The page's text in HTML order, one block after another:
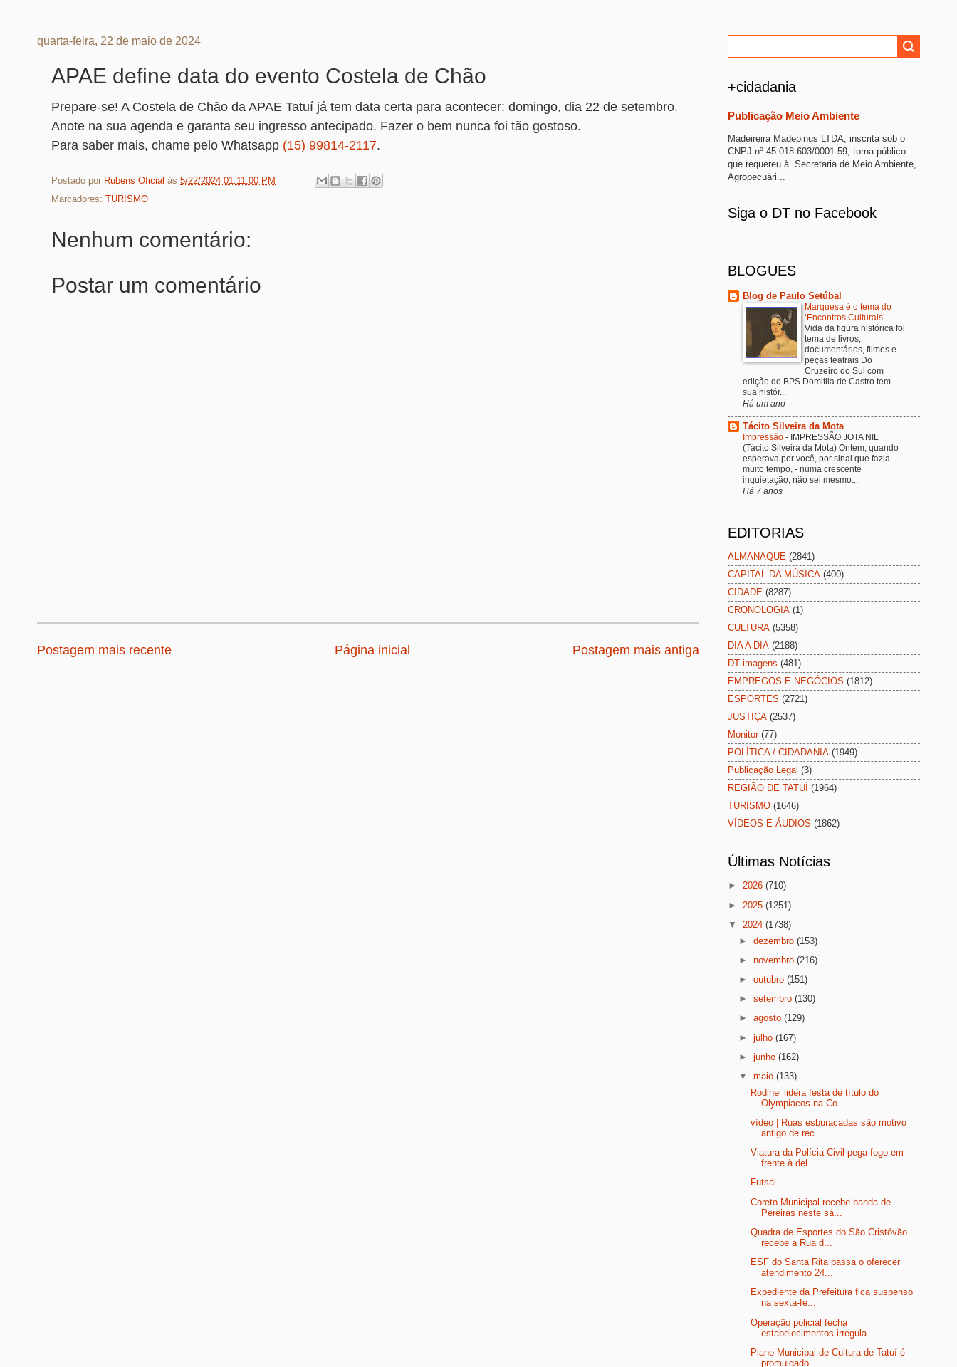
quarta-feira, 22 de maio de 2024
APAE define data do evento Costela de Chão
Prepare-se! A Costela de Chão da APAE Tatuí já tem data certa para acontecer: domingo, dia 22 de setembro.
Anote na sua agenda e garanta seu ingresso antecipado. Fazer o bem nunca foi tão gostoso.
Para saber mais, chame pelo Whatsapp (15) 99814-2117.
Postado por Rubens Oficial às 5/22/2024 01:11:00 PM
Marcadores: TURISMO
Nenhum comentário:
Postar um comentário
Postagem mais recente Postagem mais antiga
Página inicial
+cidadania
Publicação Meio Ambiente
Madeireira Madepinus LTDA, inscrita sob o
CNPJ nº 45.018.603/0001-59, torna público
que requereu à Secretaria de Meio Ambiente,
Agropecuári...
Siga o DT no Facebook
BLOGUES
Blog de Paulo Setúbal
Marquesa é o tema do
‘Encontros Culturais’ -
Vida da figura histórica foi
tema de livros,
documentários, filmes e
peças teatrais Do
Cruzeiro do Sul com
edição do BPS Domitila de Castro tem
sua histór...
Há um ano
Tácito Silveira da Mota
Impressão - IMPRESSÃO JOTA NIL
(Tácito Silveira da Mota) Ontem, quando
esperava por você, por sinal que fazia
muito tempo, - numa crescente
inquietação, não sei mesmo...
Há 7 anos
EDITORIAS
ALMANAQUE (2841)
CAPITAL DA MÚSICA (400)
CIDADE (8287)
CRONOLOGIA (1)
CULTURA (5358)
DIA A DIA (2188)
DT imagens (481)
EMPREGOS E NEGÓCIOS (1812)
ESPORTES (2721)
JUSTIÇA (2537)
Monitor (77)
POLÍTICA / CIDADANIA (1949)
Publicação Legal (3)
REGIÃO DE TATUÍ (1964)
TURISMO (1646)
VÍDEOS E ÁUDIOS (1862)
Últimas Notícias
► 2026 (710)
► 2025 (1251)
▼ 2024 (1738)
►dezembro(153)
►novembro(216)
►outubro(151)
►setembro(130)
►agosto(129)
►julho(167)
►junho(162)
▼maio(133)
Rodinei lidera festa de título do
Olympiacos na Co...
vídeo | Ruas esburacadas são motivo
antigo de rec...
Viatura da Polícia Civil pega fogo em
frente à del...
Futsal
Coreto Municipal recebe banda de
Pereiras neste sá...
Quadra de Esportes do São Cristóvão
recebe a Rua d...
ESF do Santa Rita passa o oferecer
atendimento 24...
Expediente da Prefeitura fica suspenso
na sexta-fe...
Operação policial fecha
estabelecimentos irregula...
Plano Municipal de Cultura de Tatuí é
promulgado